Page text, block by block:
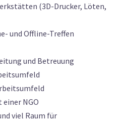
(3D-Drucker, Löten,
und Offline-Treffen
und Betreuung
NGO
viel Raum für